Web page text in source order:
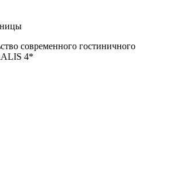
современного гостиничного
4*